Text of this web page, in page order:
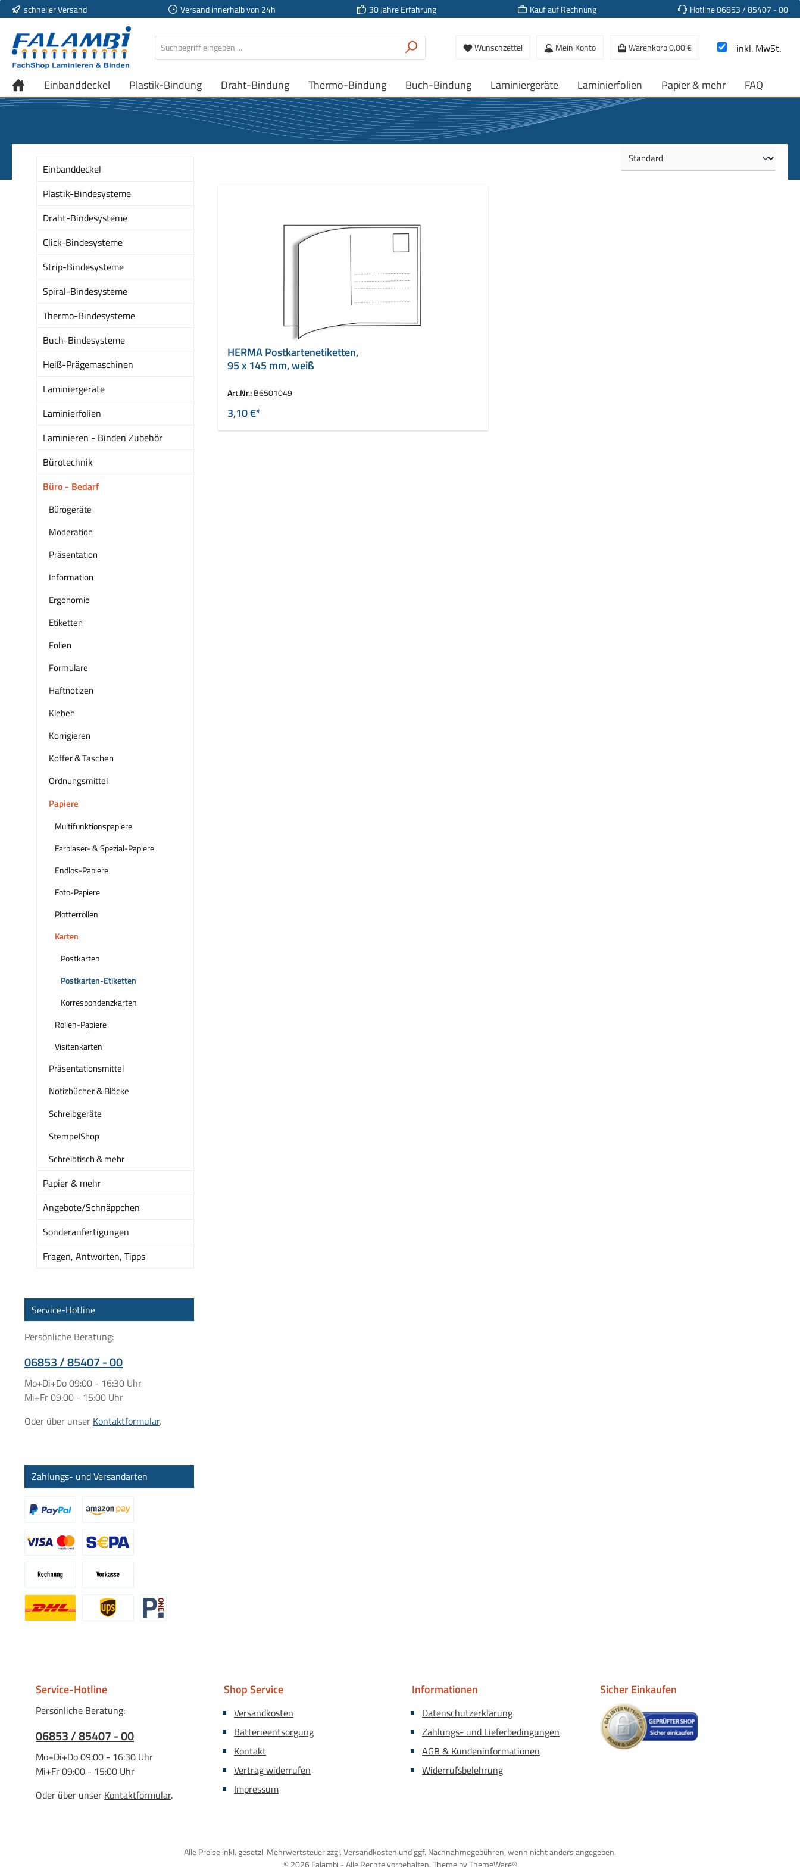
Hauptinhalt springen
Zur Suche springen
Zur Hauptnavigation springen
schneller Versand Versand innerhalb von 24h 30 Jahre Erfahrung Kauf auf Rechnung Hotline 06853 / 85407 - 00
Wunschzettel Mein Konto Warenkorb0,00 € inkl. MwSt.
Einbanddeckel Plastik-Bindung Draht-Bindung Thermo-Bindung Buch-Bindung Laminiergeräte Laminierfolien Papier & mehr FAQ
Einbanddeckel
Plastik-Bindesysteme
Draht-Bindesysteme
Click-Bindesysteme
Strip-Bindesysteme
Spiral-Bindesysteme
Thermo-Bindesysteme
Buch-Bindesysteme
Heiß-Prägemaschinen
Laminiergeräte
Laminierfolien
Laminieren - Binden Zubehör
Bürotechnik
Büro - Bedarf
Bürogeräte
Moderation
Präsentation
Information
Ergonomie
Etiketten
Folien
Formulare
Haftnotizen
Kleben
Korrigieren
Koffer & Taschen
Ordnungsmittel
Papiere
Multifunktionspapiere
Farblaser- & Spezial-Papiere
Endlos-Papiere
Foto-Papiere
Plotterrollen
Karten
Postkarten
Postkarten-Etiketten
Korrespondenzkarten
Rollen-Papiere
Visitenkarten
Präsentationsmittel
Notizbücher & Blöcke
Schreibgeräte
StempelShop
Schreibtisch & mehr
Papier & mehr
Angebote/Schnäppchen
Sonderanfertigungen
Fragen, Antworten, Tipps
Service-Hotline
Persönliche Beratung:
06853 / 85407 - 00
Mo+Di+Do 09:00 - 16:30 Uhr
Mi+Fr 09:00 - 15:00 Uhr
Oder über unser Kontaktformular.
Zahlungs- und Versandarten
HERMA Postkartenetiketten,
95 x 145 mm, weiß
Art.Nr.:B6501049
3,10 €*
Service-Hotline
Persönliche Beratung:
06853 / 85407 - 00
Mo+Di+Do 09:00 - 16:30 Uhr
Mi+Fr 09:00 - 15:00 Uhr
Oder über unser Kontaktformular.
Shop Service
Versandkosten
Batterieentsorgung
Kontakt
Vertrag widerrufen
Impressum
Informationen
Datenschutzerklärung
Zahlungs- und Lieferbedingungen
AGB & Kundeninformationen
Widerrufsbelehrung
Sicher Einkaufen
Alle Preise inkl. gesetzl. Mehrwertsteuer zzgl.Versandkosten und ggf. Nachnahmegebühren, wenn nicht anders angegeben.
© 2026 Falambi - Alle Rechte vorbehalten. Theme byThemeWare®